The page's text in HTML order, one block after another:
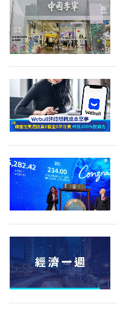
時
事
欄
訂
閱
區